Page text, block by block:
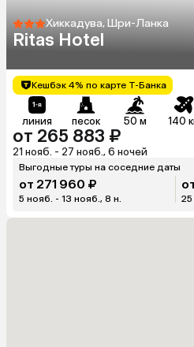
Хиккадува, Шри-Ланка
Ritas Hotel
Кешбэк 4% по карте Т-Банка
линия песок 50 м 140
от 265 883 ₽
21 нояб. - 27 нояб., 6 ночей
Выгодные туры на соседние даты
от 271 960 ₽
5 нояб. - 13 нояб., 8 н. 25